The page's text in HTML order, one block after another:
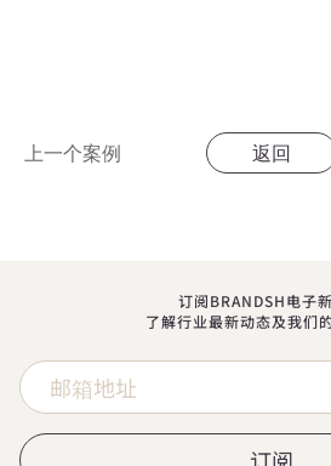
上一个案例 返回
订阅BRANDSH电子新
了解行业最新动态及我们
订阅